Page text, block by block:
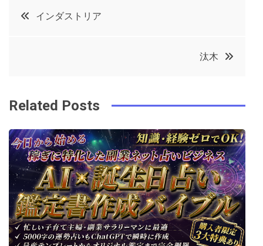
k
e
t
投
ビ
ゲ
ー
シ
ョ
インダストリア
汰木
Related Posts